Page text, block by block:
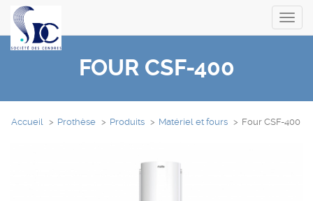
FOUR CSF-400
Accueil Prothèse Produits Matériel et fours Four CSF-400